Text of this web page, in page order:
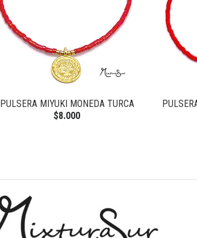
PULSERA MIYUKI MONEDA TURCA
$8.000